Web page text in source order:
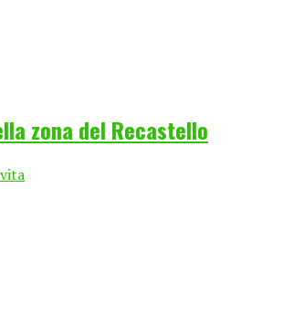
zona del Recastello